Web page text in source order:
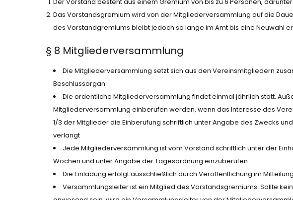
Das Vorstandsgremium wird von der Mitgliederversammlung auf die
des Vorstandgremiums bleibt jedoch so lange im Amt bis eine Neuwahl
§ 8 Mitgliederversammlung
Die Mitgliederversammlung setzt sich aus den Vereinsmitgliedern
Beschlussorgan.
Die ordentliche Mitgliederversammlung findet einmal jährlich statt.
Mitgliederversammlung einberufen werden, wenn das Interesse des
1/3 der Mitglieder die Einberufung schriftlich unter Angabe des Zwecks
verlangt
Jede Mitgliederversammlung ist vom Vorstand schriftlich unter der
Wochen und unter Angabe der Tagesordnung einzuberufen.
Die Einladung erfolgt ausschließlich durch Veröffentlichung im
Versammlungsleiter ist ein Mitglied des Vorstandsgremiums. Sollte